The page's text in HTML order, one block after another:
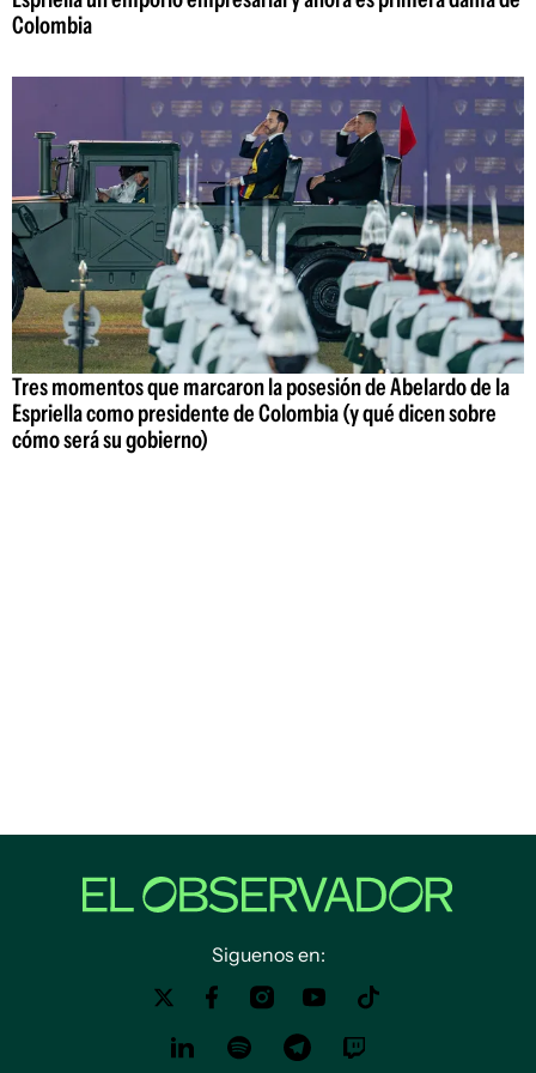
Colombia
Tres momentos que marcaron la posesión de Abelardo de la
Espriella como presidente de Colombia (y qué dicen sobre
cómo será su gobierno)
Siguenos en: